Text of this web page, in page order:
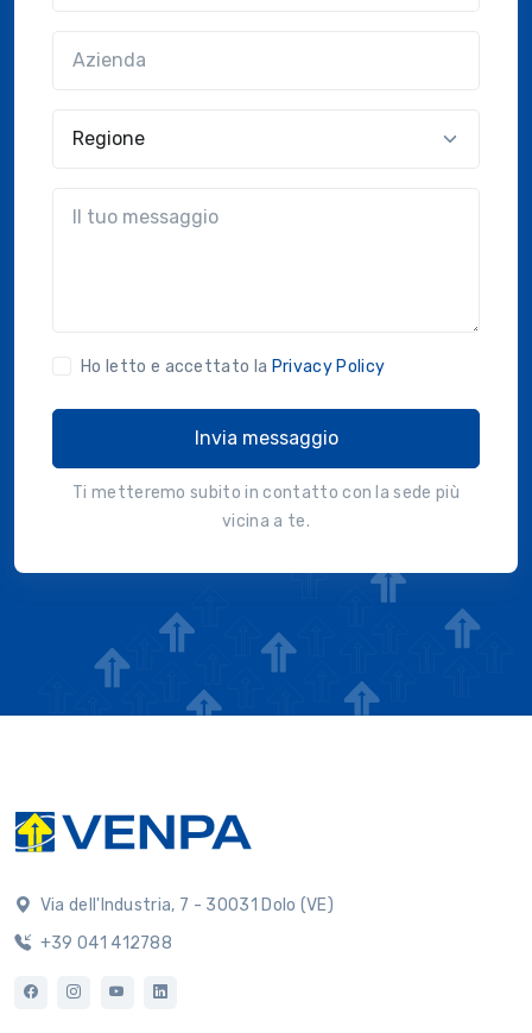
Ho letto e accettato la Privacy Policy
Invia messaggio
Ti metteremo subito in contatto con la sede più
vicina a te.
Via dell'Industria, 7 - 30031 Dolo (VE)
+39 041 412788